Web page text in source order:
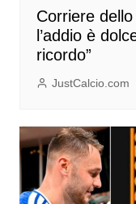
Corriere
l’addio è
ricordo”
JustCalcio.com